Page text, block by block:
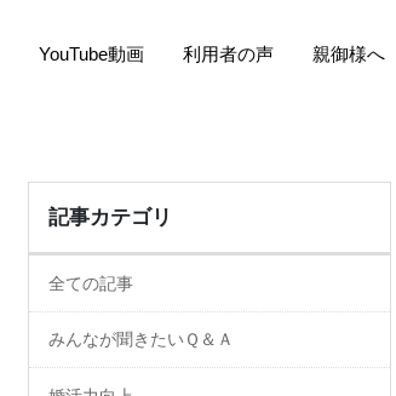
YouTube動画 利用者の声 親御様へ
記事カテゴリ
全ての記事
みんなが聞きたいＱ＆Ａ